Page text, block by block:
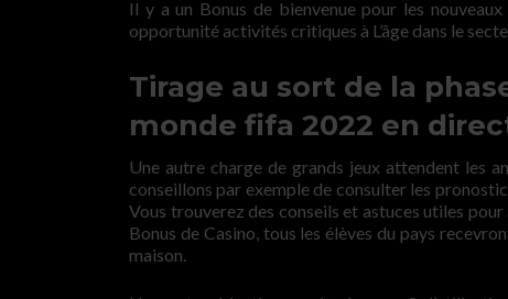
Il y a un Bonus de bienvenue pour les
opportunité activités critiques à L’âge dans le
Tirage au sort de la
monde fifa 2022 en
Une autre charge de grands jeux attendent les
conseillons par exemple de consulter les
Vous trouverez des conseils et astuces utiles
Bonus de Casino, tous les élèves du pays
maison.